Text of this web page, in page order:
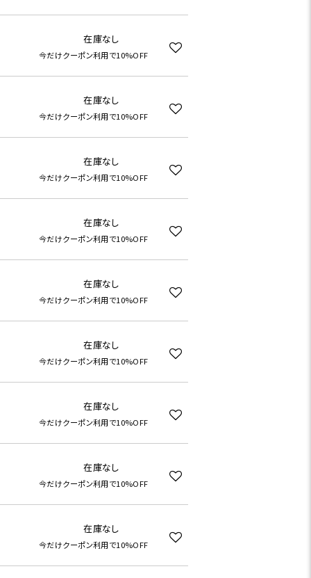
在庫なし
今だけクーポン利用で10%OFF
在庫なし
今だけクーポン利用で10%OFF
在庫なし
今だけクーポン利用で10%OFF
在庫なし
今だけクーポン利用で10%OFF
在庫なし
今だけクーポン利用で10%OFF
在庫なし
今だけクーポン利用で10%OFF
在庫なし
今だけクーポン利用で10%OFF
在庫なし
今だけクーポン利用で10%OFF
在庫なし
今だけクーポン利用で10%OFF